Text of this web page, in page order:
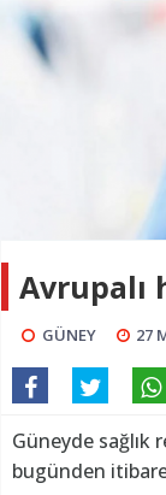
Avrupalı
GÜNEY 27
Güneyde sağlık
bugünden